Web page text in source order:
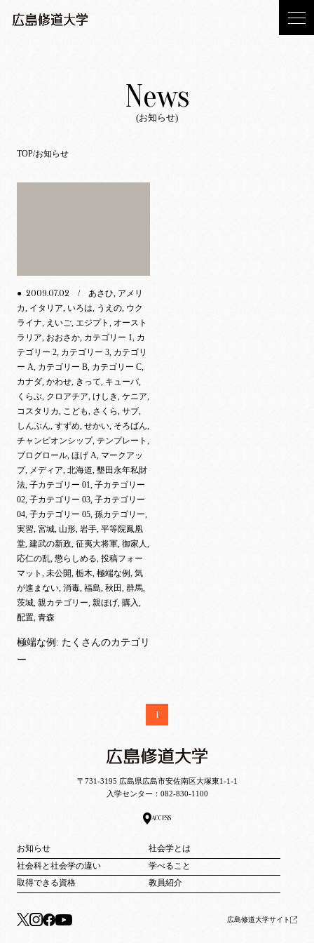
News
(お知らせ)
TOP お知らせ
● 2009.07.02
/ あさひ, アメリ
カ, イタリア, いろは, うえの, ウク
ライナ, えいご, エジプト, オースト
ラリア, おおさか, カテゴリー 1, カ
テゴリー 2, カテゴリー 3, カテゴリ
ー A, カテゴリー B, カテゴリー C,
カナダ, かわせ, きって, キューバ,
くらぶ, クロアチア, けしき, ケニア,
コスタリカ, こども, さくら, サブ,
しんぶん, すずめ, せかい, そろばん,
チャンピオンシップ, テンプレート,
ブログロール, ほげ A, マークアッ
プ, メディア, 北海道, 墾田永年私財
法, 子カテゴリー 01, 子カテゴリー
02, 子カテゴリー 03, 子カテゴリー
04, 子カテゴリー 05, 孫カテゴリー,
実習, 宮城, 山形, 岩手, 平等院鳳凰
堂, 建武の新政, 征夷大将軍, 御家人,
応仁の乱, 懲らしめる, 投稿フォー
マット, 未公開, 栃木, 極端な例, 気
が進まない, 消毒, 福島, 秋田, 群馬,
茨城, 親カテゴリー, 親ほげ, 購入,
配置, 青森
極端な例: たくさんのカテゴリ
ー
1
〒731-3195 広島県広島市安佐南区大塚東1-1-1
入学センター： 082-830-1100
ACCESS
お知らせ
社会学とは
社会科と社会学の違い
学べること
取得できる資格
教員紹介
広島修道大学サイト